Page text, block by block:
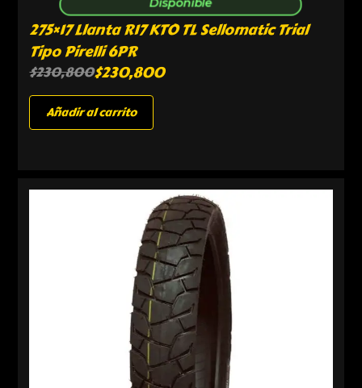
275×17 Llanta R17 KTO TL Sellomatic Trial
Tipo Pirelli 6PR
$230,800$230,800
Añadir al carrito